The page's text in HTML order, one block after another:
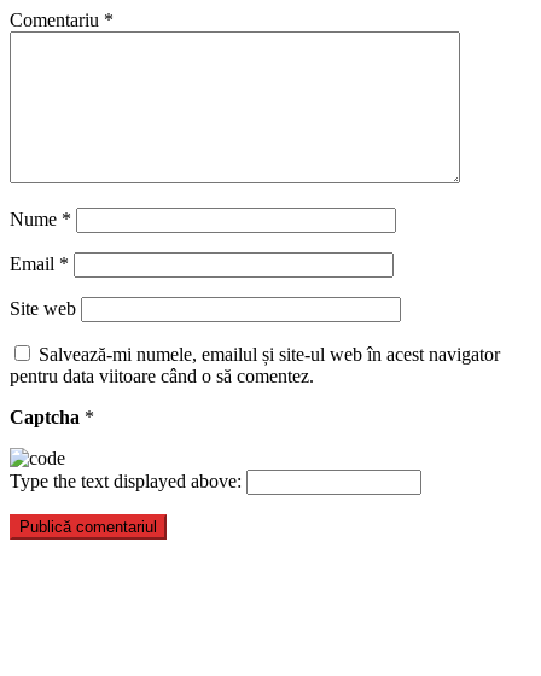
Comentariu *
Nume *
Email *
Site web
Salvează-mi numele, emailul și site-ul web în acest navigator
pentru data viitoare când o să comentez.
Captcha *
Type the text displayed above: